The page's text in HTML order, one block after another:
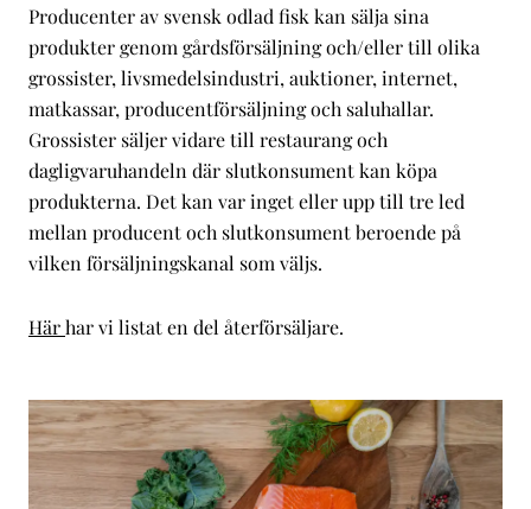
Producenter av svensk odlad fisk kan sälja sina
produkter genom gårdsförsäljning och/eller till olika
grossister, livsmedelsindustri, auktioner, internet,
matkassar, producentförsäljning och saluhallar.
Grossister säljer vidare till restaurang och
dagligvaruhandeln där slutkonsument kan köpa
produkterna. Det kan var inget eller upp till tre led
mellan producent och slutkonsument beroende på
vilken försäljningskanal som väljs.
Härhar vi listat en del återförsäljare.